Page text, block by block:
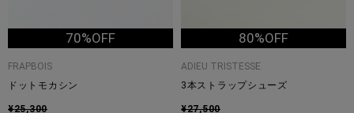
70%OFF
FRAPBOIS
ドットモカシン
¥25,300
80%OFF
ADIEU TRISTESSE
3本ストラップシューズ
¥27,500